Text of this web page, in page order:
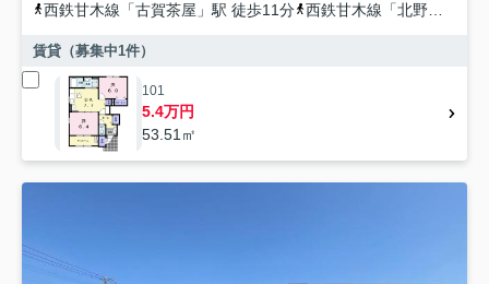
西鉄甘木線 「古賀茶屋 」駅 徒歩11分 西鉄甘木線 「北野」駅 徒
賃貸（募集中1件）
101
5.4万円
53.51㎡